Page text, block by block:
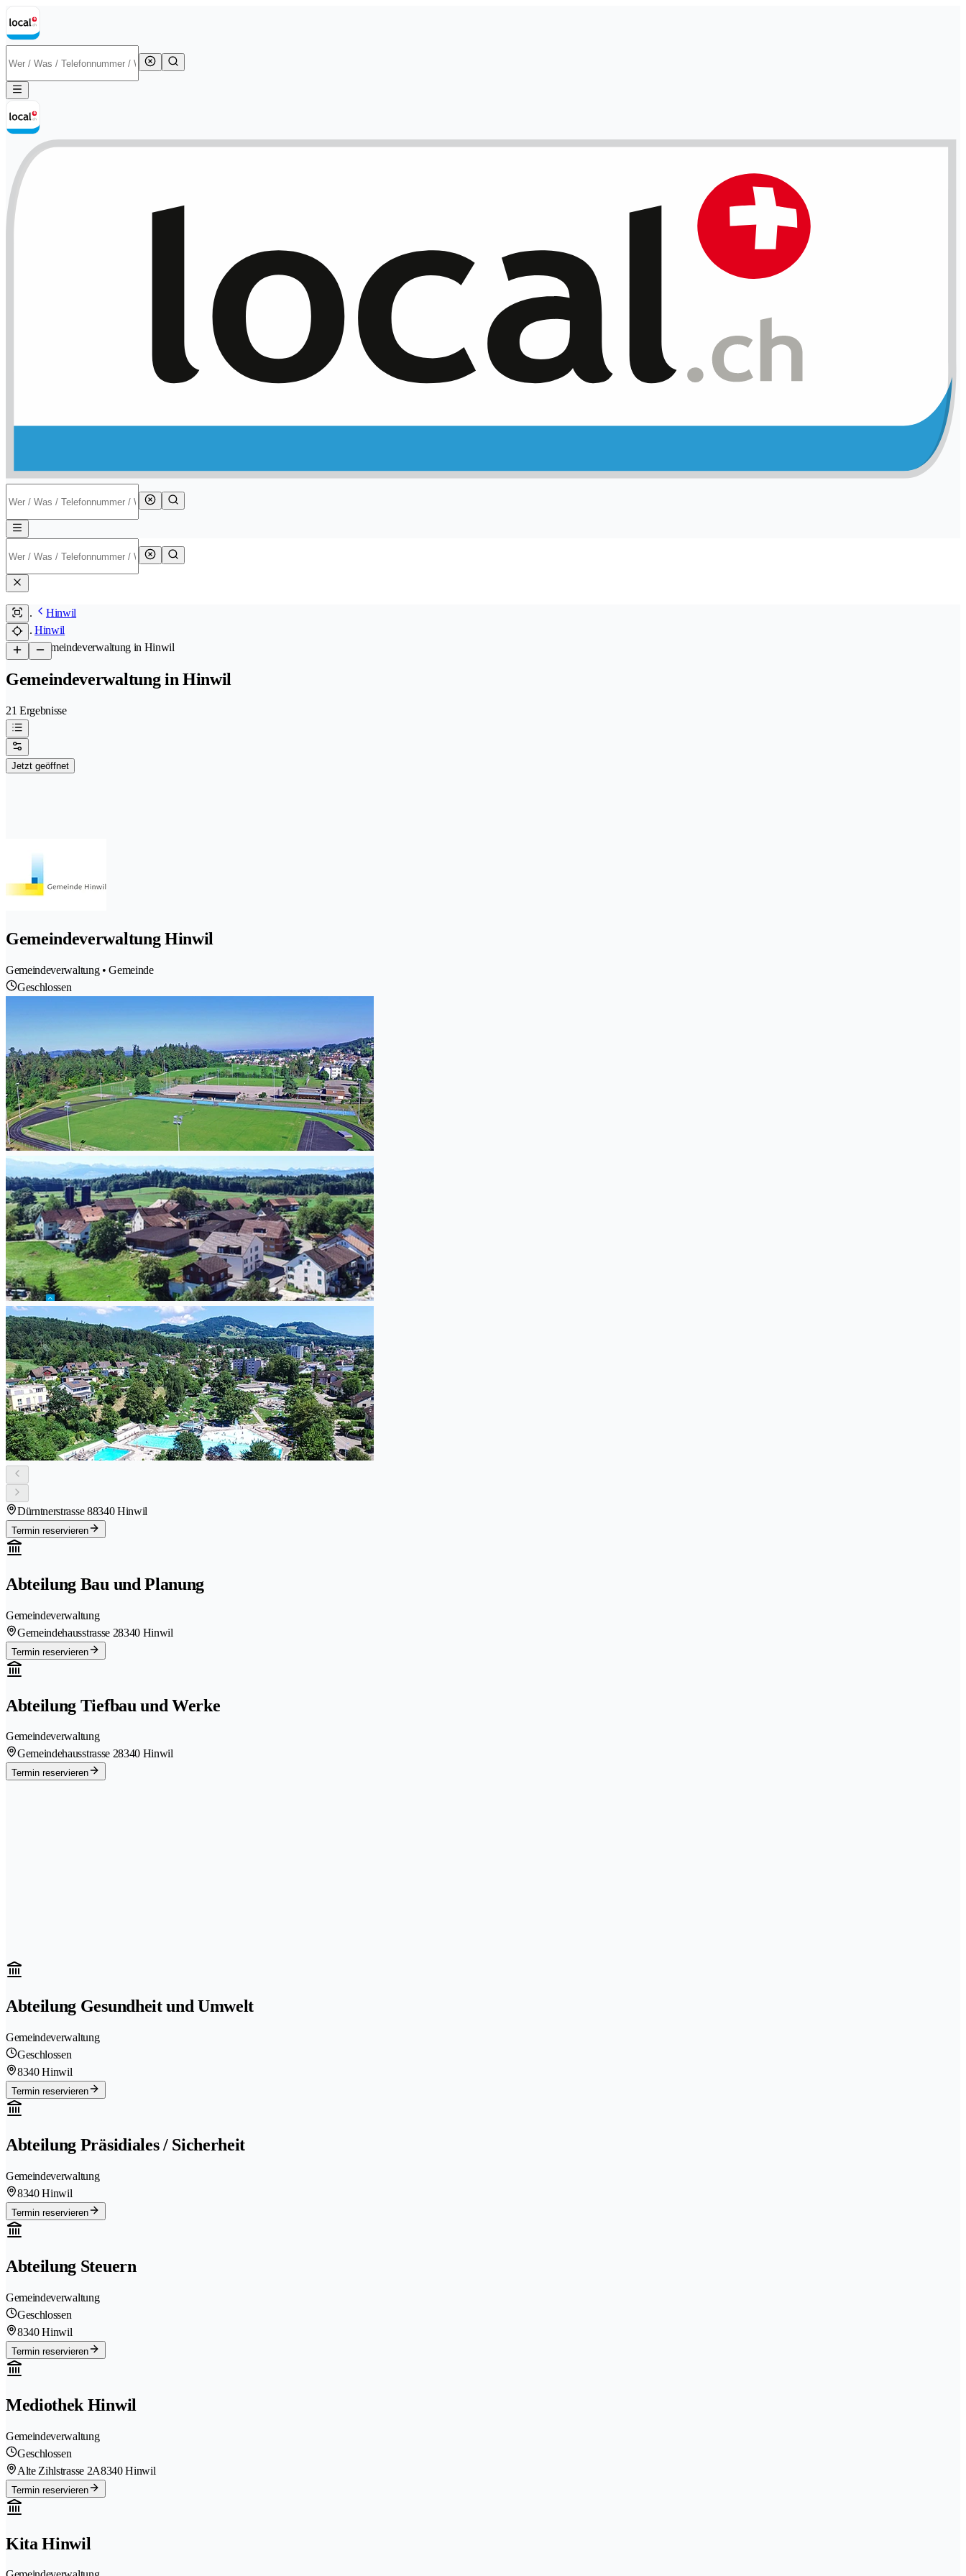
Hinwil
Hinwil
/Gemeindeverwaltung in Hinwil
Gemeindeverwaltung in Hinwil
21 Ergebnisse
Jetzt geöffnet
Gemeindeverwaltung Hinwil
Gemeindeverwaltung • Gemeinde
Geschlossen
Dürntnerstrasse 88340 Hinwil
Termin reservieren
Abteilung Bau und Planung
Gemeindeverwaltung
Gemeindehausstrasse 28340 Hinwil
Termin reservieren
Abteilung Tiefbau und Werke
Gemeindeverwaltung
Gemeindehausstrasse 28340 Hinwil
Termin reservieren
Abteilung Gesundheit und Umwelt
Gemeindeverwaltung
Geschlossen
8340 Hinwil
Termin reservieren
Abteilung Präsidiales / Sicherheit
Gemeindeverwaltung
8340 Hinwil
Termin reservieren
Abteilung Steuern
Gemeindeverwaltung
Geschlossen
8340 Hinwil
Termin reservieren
Mediothek Hinwil
Gemeindeverwaltung
Geschlossen
Alte Zihlstrasse 2A8340 Hinwil
Termin reservieren
Kita Hinwil